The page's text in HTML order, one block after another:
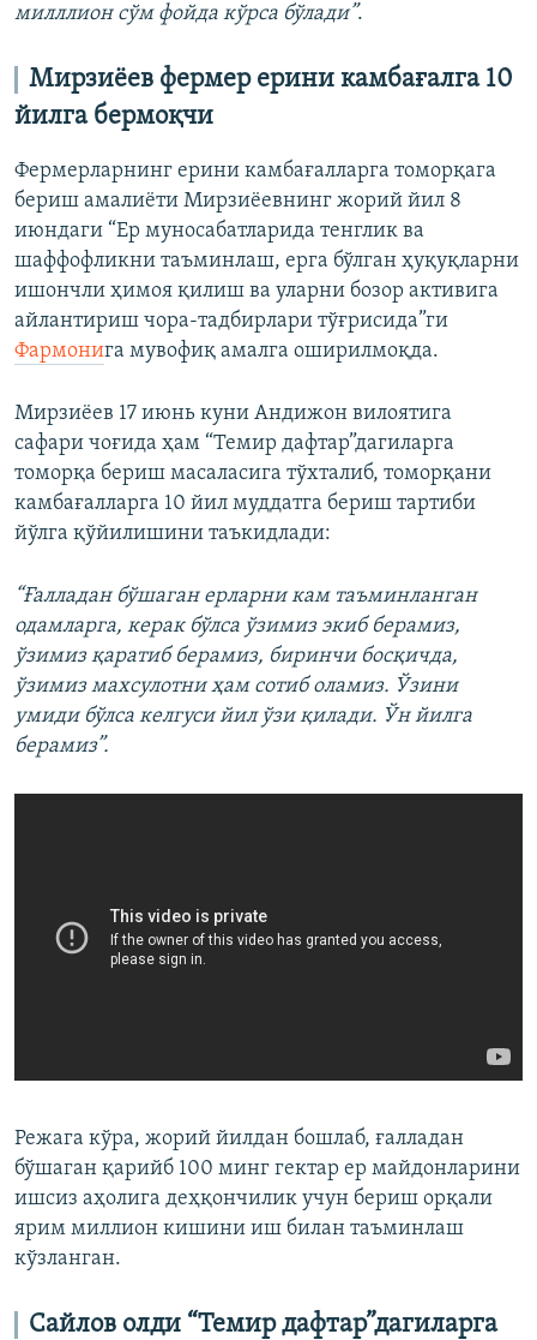
милллион сўм фойда кўрса бўлади”.
Мирзиёев фермер ерини камбағалга 10
йилга бермоқчи
Фермерларнинг ерини камбағалларга томорқага
бериш амалиёти Мирзиёевнинг жорий йил 8
июндаги “Ер муносабатларида тенглик ва
шаффофликни таъминлаш, ерга бўлган ҳуқуқларни
ишончли ҳимоя қилиш ва уларни бозор активига
айлантириш чора-тадбирлари тўғрисида”ги
Фармонига мувофиқ амалга оширилмоқда.
Мирзиёев 17 июнь куни Андижон вилоятига
сафари чоғида ҳам “Темир дафтар”дагиларга
томорқа бериш масаласига тўхталиб, томорқани
камбағалларга 10 йил муддатга бериш тартиби
йўлга қўйилишини таъкидлади:
“Ғалладан бўшаган ерларни кам таъминланган
одамларга, керак бўлса ўзимиз экиб берамиз,
ўзимиз қаратиб берамиз, биринчи босқичда,
ўзимиз махсулотни ҳам сотиб оламиз. Ўзини
умиди бўлса келгуси йил ўзи қилади. Ўн йилга
берамиз”.
Режага кўра, жорий йилдан бошлаб, ғалладан
бўшаган қарийб 100 минг гектар ер майдонларини
ишсиз аҳолига деҳқончилик учун бериш орқали
ярим миллион кишини иш билан таъминлаш
кўзланган.
Сайлов олди “Темир дафтар”дагиларга